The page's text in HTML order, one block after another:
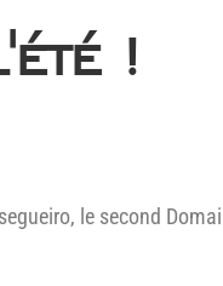
!
le second